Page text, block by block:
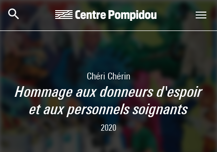
Skip to main content
Centre Pompidou
Chéri Chérin
Hommage aux donneurs d'espoir
et aux personnels soignants
2020